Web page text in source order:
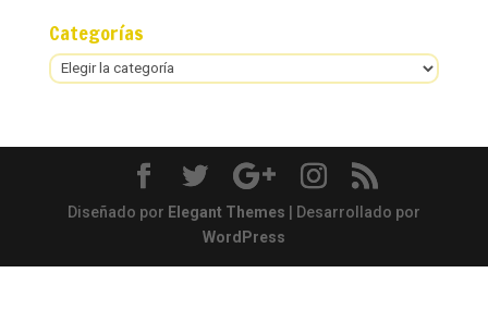
Categorías
Categorías
Diseñado por Elegant Themes | Desarrollado por
WordPress